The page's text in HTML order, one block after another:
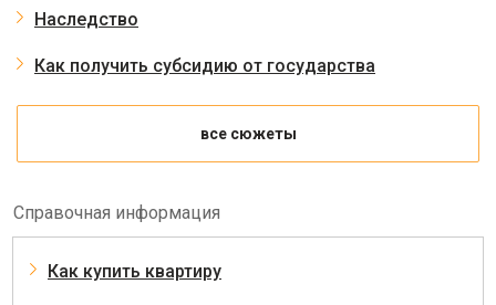
Наследство
Как получить субсидию от государства
все сюжеты
Справочная информация
Как купить квартиру